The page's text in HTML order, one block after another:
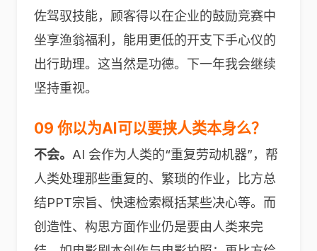
佐驾驭技能，顾客得以在企业的鼓励竞赛中
坐享渔翁福利，能用更低的开支下手心仪的
出行助理。这当然是功德。下一年我会继续
坚持重视。
09 你以为AI可以要挟人类本身么？
不会。 AI 会作为人类的“重复劳动机器”，帮
人类处理那些重复的、繁琐的作业，比方总
结PPT宗旨、快速检索概括某些决心等。而
创造性、构思方面作业仍是要由人类来完